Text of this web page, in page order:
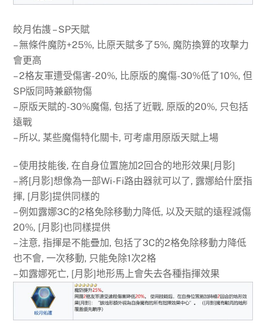
皎月佑謢 – SP天賦
– 無條件魔防+25%, 比原天賦多了5%, 魔防換算的攻擊力
會更高
– 2格友軍遭受傷害-20%, 比原版的魔傷-30%低了10%, 但
SP版同時兼顧物傷
– 原版天賦的-30%魔傷, 包括了近戰, 原版的20%, 只包括
遠戰
– 所以, 某些魔傷特化關卡, 可考慮用原版天賦上場
– 使用技能後, 在自身位置施加2回合的地形效果[月影]
– 將[月影]想像為一部Wi-Fi路由器就可以了, 露娜給什麼指
揮, [月影]提供同樣的
– 例如露娜3C的2格免除移動力降低, 以及天賦的遠程減傷
20%, [月影]也同樣提供
– 注意, 指揮是不能疊加, 包括了3C的2格免除移動力降低
也不會, 一次移動, 只能免除1次2格
– 如露娜死亡, [月影]地形馬上會失去各種指揮效果